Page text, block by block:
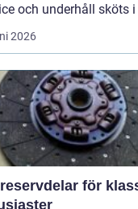
och underhåll sköts i
2026
för